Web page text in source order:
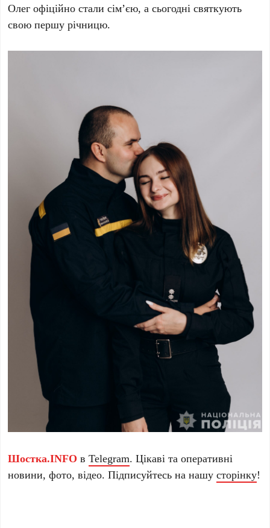
Олег офіційно стали сім’єю, а сьогодні святкують
свою першу річницю.
Шостка.INFO вTelegram. Цікаві та оперативні
новини, фото, відео. Підписуйтесь на нашусторінку!